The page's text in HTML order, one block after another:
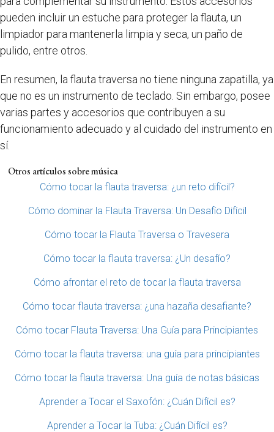
pueden incluir un estuche para proteger la flauta, un
limpiador para mantenerla limpia y seca, un paño de
pulido, entre otros.
En resumen, la flauta traversa no tiene ninguna zapatilla, ya
que no es un instrumento de teclado. Sin embargo, posee
varias partes y accesorios que contribuyen a su
funcionamiento adecuado y al cuidado del instrumento en
sí.
Otros artículos sobre música
Cómo tocar la flauta traversa: ¿un reto difícil?
Cómo dominar la Flauta Traversa: Un Desafío Difícil
Cómo tocar la Flauta Traversa o Travesera
Cómo tocar la flauta traversa: ¿Un desafío?
Cómo afrontar el reto de tocar la flauta traversa
Cómo tocar flauta traversa: ¿una hazaña desafiante?
Cómo tocar Flauta Traversa: Una Guía para Principiantes
Cómo tocar la flauta traversa: una guía para principiantes
Cómo tocar la flauta traversa: Una guía de notas básicas
Aprender a Tocar el Saxofón: ¿Cuán Difícil es?
Aprender a Tocar la Tuba: ¿Cuán Difícil es?